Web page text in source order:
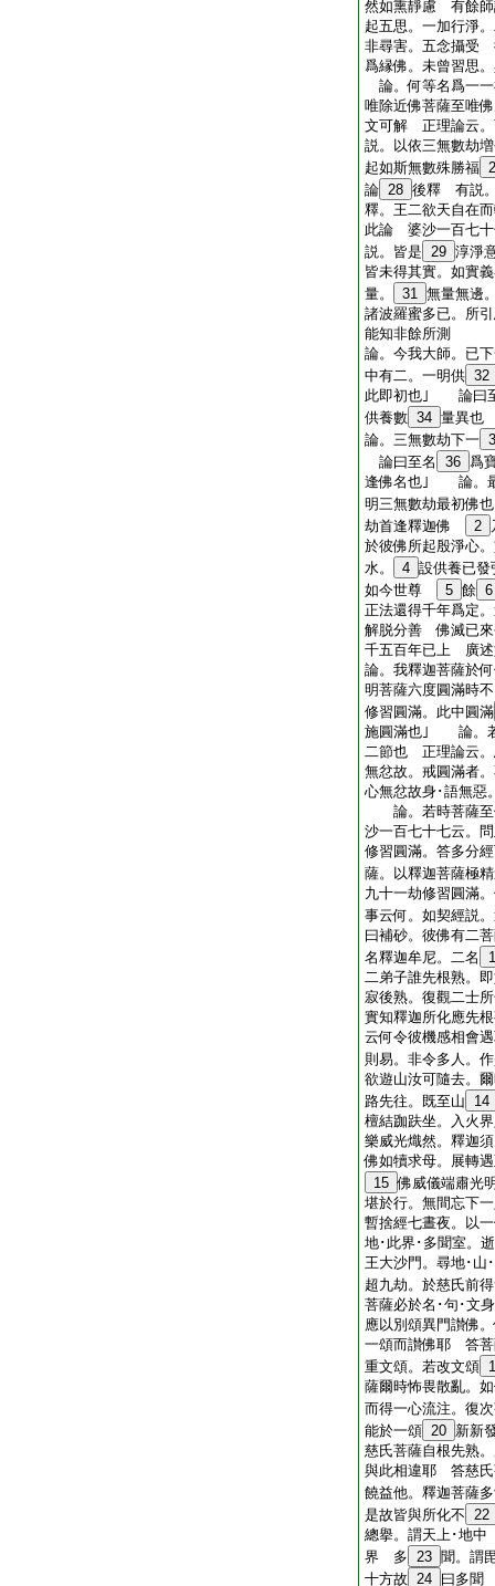
然如熏靜慮 有餘師
起五思。一加行淨
非尋害。五念攝受
爲縁佛。未曾習思
論。何等名爲一
唯除近佛菩薩至唯
文可解 正理論云。
説。以依三無數劫
起如斯無數殊勝福
論 28 後釋 有説
釋。王二欲天自在
此論 婆沙一百七十
説。皆是 29 淳淨
皆未得其實。如實
量。
31 無量無邊
諸波羅蜜多已。所
能知非餘所測
論。今我大師。已
中有二。一明供 32
此即初也｣ 論曰至
供養數 34 量異也
論。三無數劫下一
論曰至名
36 爲
逢佛名也｣ 論。最
明三無數劫最初佛
劫首逢釋迦佛
2
於彼佛所起殷淨心
水。
4 設供養已發
如今世尊
5 餘 6
正法還得千年爲定
解脱分善 佛滅已來
千五百年已上 廣述
論。我釋迦菩薩於
明菩薩六度圓滿
修習圓滿。此中圓滿
施圓滿也｣ 論。若
二節也 正理論云。
無忿故。戒圓滿者
心無忿故身･語無惡
論。若時菩薩至
沙一百七十七云。
修習圓滿。答多分
薩。以釋迦菩薩極
九十一劫修習圓滿
事云何。如契經説
曰補砂。彼佛有二
名釋迦牟尼。二名
二弟子誰先根熟。
寂後熟。復觀二士
實知釋迦所化應先
云何令彼機感相會
則易。非令多人。
欲遊山汝可隨去。
路先往。既至山
14
檀結跏趺坐。入火
樂威光熾然。釋迦
佛如犢求母。展轉
15 佛威儀端肅光
堪於行。無間忘下
暫捨經七晝夜。以
地･此界･多聞室。
王大沙門。尋地･山
超九劫。於慈氏前
菩薩必於名･句･文
應以別頌異門讃佛
一頌而讃佛耶 答菩
重文頌。若改文頌
薩爾時怖畏散亂。
而得一心流注。復
能於一頌 20 新新
慈氏菩薩自根先熟
與此相違耶 答慈氏
饒益他。釋迦菩薩
是故皆與所化不 22
總擧。謂天上･地
界 多 23 聞。謂
十方故 24 曰多聞